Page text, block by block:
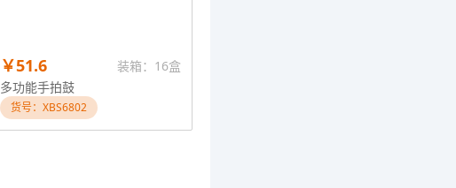
￥51.6
装箱：16盒
多功能手拍鼓
货号：XBS6802